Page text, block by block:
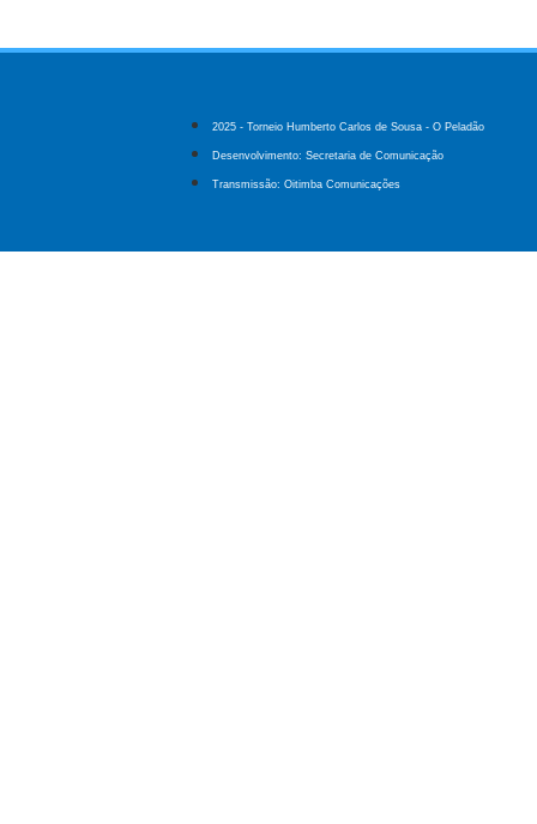
2025 - Torneio Humberto Carlos de Sousa - O Peladão
Desenvolvimento: Secretaria de Comunicação
Transmissão: Oitimba Comunicações